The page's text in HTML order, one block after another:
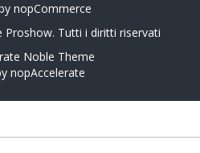
nopCommerce
Tutti i diritti riservati
Noble Theme
nopAccelerate